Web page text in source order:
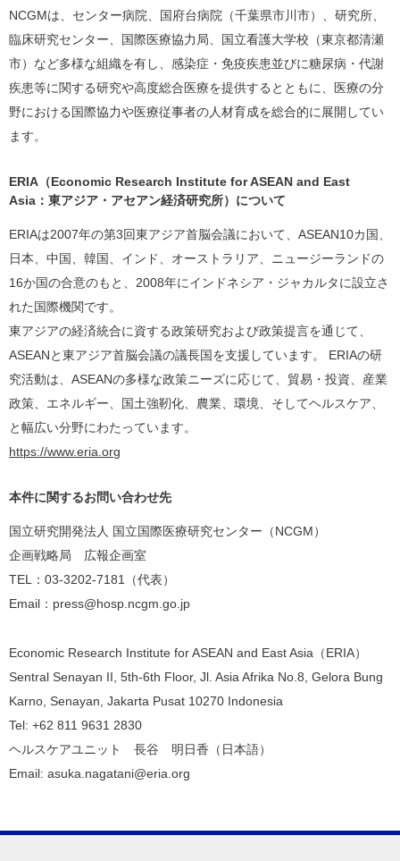
NCGMは、センター病院、国府台病院（千葉県市川市）、研究所、
臨床研究センター、国際医療協力局、国立看護大学校（東京都清瀬
市）など多様な組織を有し、感染症・免疫疾患並びに糖尿病・代謝
疾患等に関する研究や高度総合医療を提供するとともに、医療の分
野における国際協力や医療従事者の人材育成を総合的に展開してい
ます。
ERIA（Economic Research Institute for ASEAN and East
Asia：東アジア・アセアン経済研究所）について
ERIAは2007年の第3回東アジア首脳会議において、ASEAN10カ国、
日本、中国、韓国、インド、オーストラリア、ニュージーランドの
16か国の合意のもと、2008年にインドネシア・ジャカルタに設立さ
れた国際機関です。
東アジアの経済統合に資する政策研究および政策提言を通じて、
ASEANと東アジア首脳会議の議長国を支援しています。 ERIAの研
究活動は、ASEANの多様な政策ニーズに応じて、貿易・投資、産業
政策、エネルギー、国土強靭化、農業、環境、そしてヘルスケア、
と幅広い分野にわたっています。
https://www.eria.org
本件に関するお問い合わせ先
国立研究開発法人 国立国際医療研究センター（NCGM）
企画戦略局 広報企画室
TEL：03-3202-7181（代表）
Email：press@hosp.ncgm.go.jp
Economic Research Institute for ASEAN and East Asia（ERIA）
Sentral Senayan II, 5th-6th Floor, Jl. Asia Afrika No.8, Gelora Bung
Karno, Senayan, Jakarta Pusat 10270 Indonesia
Tel: +62 811 9631 2830
ヘルスケアユニット 長谷 明日香（日本語）
Email: asuka.nagatani@eria.org